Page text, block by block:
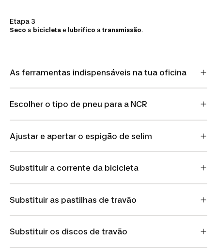
Etapa 3
Seco a bicicleta e lubrifico atransmissão.
As ferramentas indispensáveis na tua oficina
Escolher o tipo de pneu para a NCR
Ajustar e apertar o espigão de selim
Substituir a corrente da bicicleta
Substituir as pastilhas de travão
Substituir os discos de travão